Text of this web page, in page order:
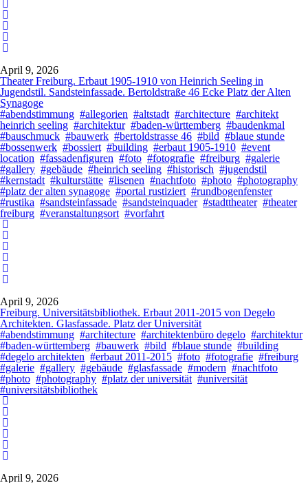
April 9, 2026
Theater Freiburg. Erbaut 1905-1910 von Heinrich Seeling in
Jugendstil. Sandsteinfassade. Bertoldstraße 46 Ecke Platz der Alten
Synagoge
#abendstimmung #allegorien #altstadt #architecture #architekt
heinrich seeling #architektur #baden-württemberg #baudenkmal
#bauschmuck #bauwerk #bertoldstrasse 46 #bild #blaue stunde
#bossenwerk #bossiert #building #erbaut 1905-1910 #event
location #fassadenfiguren #foto #fotografie #freiburg #galerie
#gallery #gebäude #heinrich seeling #historisch #jugendstil
#kernstadt #kulturstätte #lisenen #nachtfoto #photo #photography
#platz der alten synagoge #portal rustiziert #rundbogenfenster
#rustika #sandsteinfassade #sandsteinquader #stadttheater #theater
freiburg #veranstaltungsort #vorfahrt
April 9, 2026
Freiburg. Universitätsbibliothek. Erbaut 2011-2015 von Degelo
Architekten. Glasfassade. Platz der Universität
#abendstimmung #architecture #architektenbüro degelo #architektur
#baden-württemberg #bauwerk #bild #blaue stunde #building
#degelo architekten #erbaut 2011-2015 #foto #fotografie #freiburg
#galerie #gallery #gebäude #glasfassade #modern #nachtfoto
#photo #photography #platz der universität #universität
#universitätsbibliothek
April 9, 2026